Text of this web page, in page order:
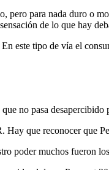
para nada duro o
de lo que hay
este tipo de vía el
no pasa
que reconocer que
poder muchos fueron